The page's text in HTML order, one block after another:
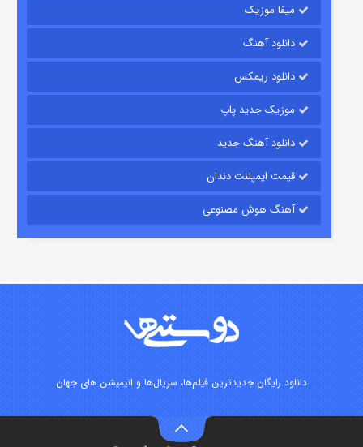
قسمت
شوگر فصل ۲
خاندان اژدها فصل ۳
میفا موزیک
دانلود آهنگ
دانلود ریمکس
موزیک جدید پاپ
دانلود آهنگ جدید
قیمت ایمپلنت دندان
آهنگ هوش مصنوعی
دانلود رایگان جدیدترین فیلم‌ها، سریال‌ها و انیمیشن های جهان